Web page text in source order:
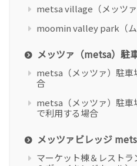
metsa village（メッツァ
moomin valley park（ム
メッツァ（metsa）駐
metsa（メッツァ）駐車
合
metsa（メッツァ）駐車
で利用する場合
メッツァビレッジ
マーケット棟＆レスト